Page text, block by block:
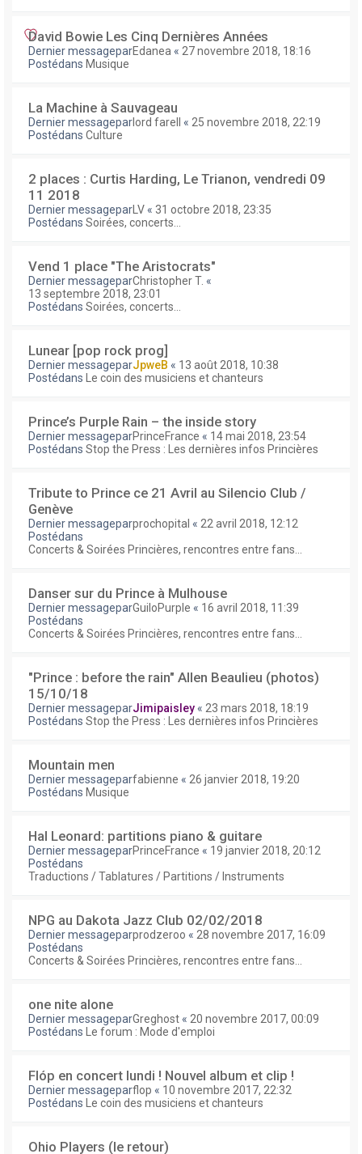
David Bowie Les Cinq Dernières Années
Dernier messageparEdanea « 27 novembre 2018, 18:16
Postédans Musique
La Machine à Sauvageau
Dernier messageparlord farell « 25 novembre 2018, 22:19
Postédans Culture
2 places : Curtis Harding, Le Trianon, vendredi 09
11 2018
Dernier messagepar LV « 31 octobre 2018, 23:35
Postédans Soirées, concerts...
Vend 1 place "The Aristocrats"
Dernier messageparChristopher T. «
13 septembre 2018, 23:01
Postédans Soirées, concerts...
Lunear [pop rock prog]
Dernier messageparJpweB « 13 août 2018, 10:38
Postédans
Le coin des musiciens et chanteurs
Prince’s Purple Rain – the inside story
Dernier messageparPrinceFrance « 14 mai 2018, 23:54
Postédans Stop the Press : Les dernières infos Princières
Tribute to Prince ce 21 Avril au Silencio Club /
Genève
Dernier messageparprochopital « 22 avril 2018, 12:12
Postédans
Concerts & Soirées Princières, rencontres entre fans...
Danser sur du Prince à Mulhouse
Dernier messageparGuiloPurple « 16 avril 2018, 11:39
Postédans
Concerts & Soirées Princières, rencontres entre fans...
"Prince : before the rain" Allen Beaulieu (photos)
15/10/18
Dernier messageparJimipaisley « 23 mars 2018, 18:19
Postédans Stop the Press : Les dernières infos Princières
Mountain men
Dernier messageparfabienne « 26 janvier 2018, 19:20
Postédans Musique
Hal Leonard: partitions piano & guitare
Dernier messageparPrinceFrance « 19 janvier 2018, 20:12
Postédans
Traductions / Tablatures / Partitions / Instruments
NPG au Dakota Jazz Club 02/02/2018
Dernier messageparprodzeroo « 28 novembre 2017, 16:09
Postédans
Concerts & Soirées Princières, rencontres entre fans...
one nite alone
Dernier messageparGreghost « 20 novembre 2017, 00:09
Postédans
Le forum : Mode d'emploi
Flóp en concert lundi ! Nouvel album et clip !
Dernier messageparflop « 10 novembre 2017, 22:32
Postédans
Le coin des musiciens et chanteurs
Ohio Players (le retour)